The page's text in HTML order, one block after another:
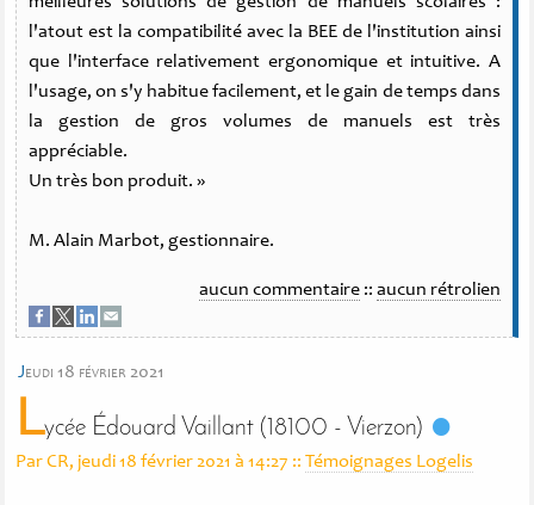
l'atout est la compatibilité avec la BEE de l'institution ainsi
que l'interface relativement ergonomique et intuitive. A
l'usage, on s'y habitue facilement, et le gain de temps dans
la gestion de gros volumes de manuels est très
appréciable.
Un très bon produit. »
M. Alain Marbot, gestionnaire.
aucun commentaire :: aucun rétrolien
jeudi 18 février 2021
Lycée Édouard Vaillant (18100 - Vierzon)
Par CR, jeudi 18 février 2021 à 14:27 :: Témoignages Logelis